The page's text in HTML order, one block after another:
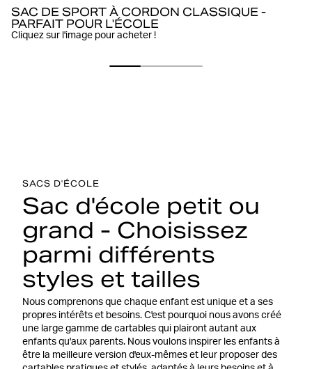
SAC DE SPORT À CORDON CLASSIQUE -
PARFAIT POUR L'ÉCOLE
Cliquez sur l'image pour acheter !
SACS D'ÉCOLE
Sac d'école petit ou
grand - Choisissez
parmi différents
styles et tailles
Nous comprenons que chaque enfant est unique et a ses
propres intérêts et besoins. C'est pourquoi nous avons créé
une large gamme de cartables qui plairont autant aux
enfants qu'aux parents. Nous voulons inspirer les enfants à
être la meilleure version d'eux-mêmes et leur proposer des